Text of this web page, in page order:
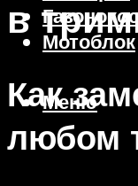
Мотоблок
Меню
в
Как
любом